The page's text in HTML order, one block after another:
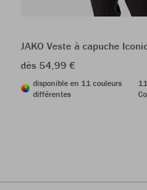
JAKO Veste à capuche
dès 54,99 €
disponible en 11 couleurs
différentes
11